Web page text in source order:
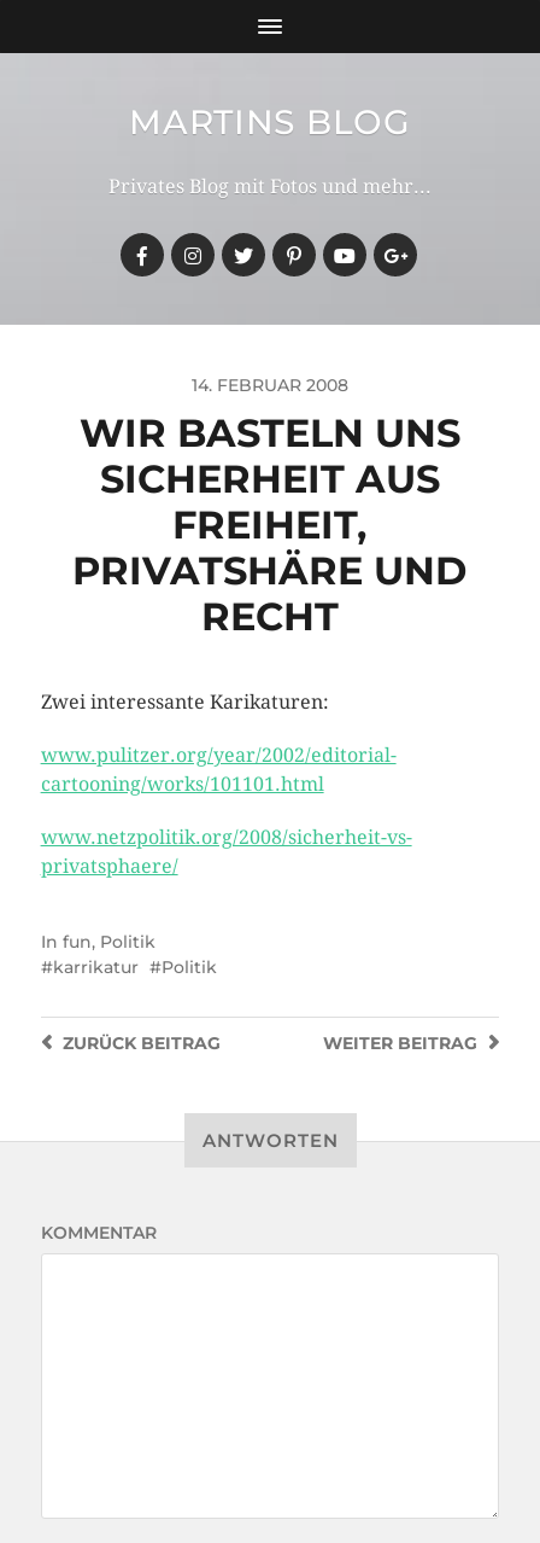
MARTINS BLOG
Privates Blog mit Fotos und mehr...
14. FEBRUAR 2008
WIR BASTELN UNS
SICHERHEIT AUS
FREIHEIT,
PRIVATSHÄRE UND
RECHT
Zwei interessante Karikaturen:
www.pulitzer.org/year/2002/editorial-
cartooning/works/101101.html
www.netzpolitik.org/2008/sicherheit-vs-
privatsphaere/
In fun, Politik
karrikatur
Politik
WEITER BEITRAG
ZURÜCKBEITRAG
ANTWORTEN
KOMMENTAR